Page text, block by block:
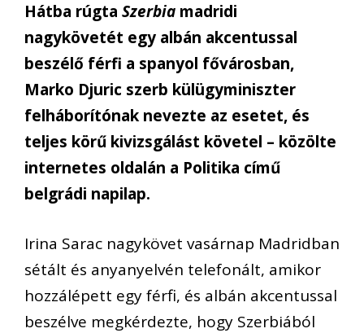
Hátba rúgta Szerbia madridi
nagykövetét egy albán akcentussal
beszélő férfi a spanyol fővárosban,
Marko Djuric szerb külügyminiszter
felháborítónak nevezte az esetet, és
teljes körű kivizsgálást követel – közölte
internetes oldalán a Politika című
belgrádi napilap.
Irina Sarac nagykövet vasárnap Madridban
sétált és anyanyelvén telefonált, amikor
hozzálépett egy férfi, és albán akcentussal
beszélve megkérdezte, hogy Szerbiából